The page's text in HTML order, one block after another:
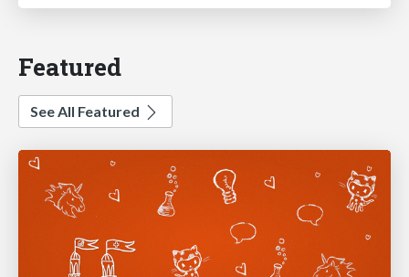
Featured
See All Featured